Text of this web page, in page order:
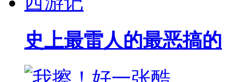
史上最雷人的最恶搞的